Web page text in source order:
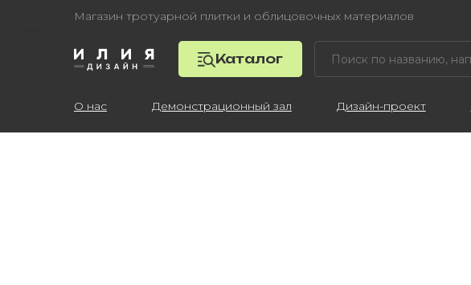
Магазин тротуарной плитки и облицовочных материалов
Каталог
О нас Демонстрационный зал Дизайн-проект